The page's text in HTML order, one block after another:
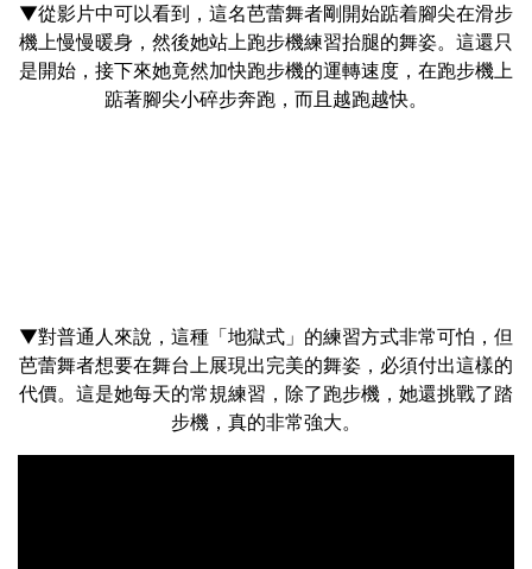
▼從影片中可以看到，這名芭蕾舞者剛開始踮着腳尖在滑步
機上慢慢暖身，然後她站上跑步機練習抬腿的舞姿。這還只
是開始，接下來她竟然加快跑步機的運轉速度，在跑步機上
踮著腳尖小碎步奔跑，而且越跑越快。
▼對普通人來說，這種「地獄式」的練習方式非常可怕，但
芭蕾舞者想要在舞台上展現出完美的舞姿，必須付出這樣的
代價。這是她每天的常規練習，除了跑步機，她還挑戰了踏
步機，真的非常強大。